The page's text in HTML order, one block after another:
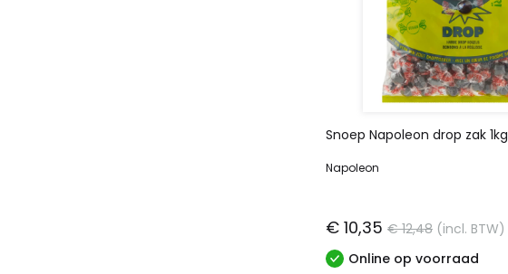
Snoep Napoleon drop zak 1kg
Napoleon
€ 10,35 € 12,48 (incl. BTW)
Online op voorraad